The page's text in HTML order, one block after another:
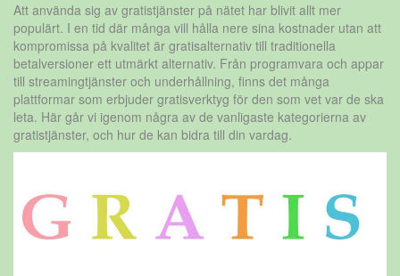
Att använda sig av gratistjänster på nätet har blivit allt mer
populärt. I en tid där många vill hålla nere sina kostnader utan att
kompromissa på kvalitet är gratisalternativ till traditionella
betalversioner ett utmärkt alternativ. Från programvara och appar
till streamingtjänster och underhållning, finns det många
plattformar som erbjuder gratisverktyg för den som vet var de ska
leta. Här går vi igenom några av de vanligaste kategorierna av
gratistjänster, och hur de kan bidra till din vardag.